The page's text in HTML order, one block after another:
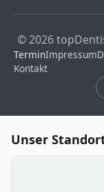
© 2026
TerminImpressum
Kontakt
Unser